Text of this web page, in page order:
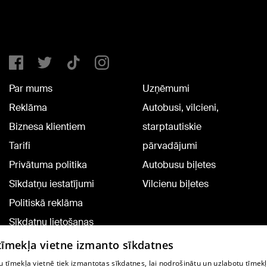
Par mums
Reklāma
Biznesa klientiem
Tarifi
Privātuma politika
Sīkdatņu iestatījumi
Politiskā reklāma
Sīkdatņu lietošanas
noteikumi
Komentāru pievienošana
Uzņēmumi
Autobusi, vilcieni,
starptautiskie
pārvadājumi
Autobusu biļetes
Vilcienu biļetes
vietne izmanto sīkdatnes
tīmekļa vietnē tiek izmantotas sīkdatnes, lai nodrošinātu un uzlabotu